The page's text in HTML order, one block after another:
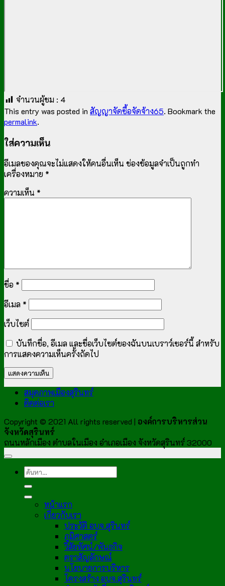
จำนวนผู้ชม : 4
This entry was posted in สัญญาจัดซื้อจัดจ้าง65. Bookmark the
permalink.
ใส่ความเห็น
อีเมลของคุณจะไม่แสดงให้คนอื่นเห็น ช่องข้อมูลจำเป็นถูกทำ
เครื่องหมาย *
ความเห็น *
ชื่อ *
อีเมล *
เว็บไซต์
บันทึกชื่อ, อีเมล และชื่อเว็บไซต์ของฉันบนเบราว์เซอร์นี้ สำหรับ
การแสดงความเห็นครั้งถัดไป
สมุดภาพเมืองสุรินทร์
ติดต่อเรา
Copyright © 2021 All rights reserved | องค์การบริหารส่วน
จังหวัดสุรินทร์
ถนนหลักเมือง ตำบลในเมือง อำเภอเมือง จังหวัดสุรินทร์ 32000
หน้าแรก
เกี่ยวกับเรา
ประวัติ อบจ.สุรินทร์
ภูมิศาสตร์
วิสัยทัศน์/พันธกิจ
ตราสัญลักษณ์
นโยบายการบริหาร
โครงสร้าง อบจ.สุรินทร์